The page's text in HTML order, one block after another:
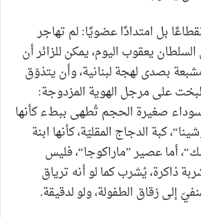
بل امتدادًا عضويًا: لم تهاجر
يعقوب اليوم، يمكن للزائر أن
بصدى لهجة لبنانية، وأن يتذوّق
على مرجل الهوية المزدوجة:
صغيرة الحجم تُطهى ببطء كأنها
كبة الدجاج المقليّة، كأنها ابنة
أما عصير ”ماراكوجا“، فليس
ذاكرة، يُشرب كما لو أنه ترياق
إلى زقاق الطفولة، ولو لدقيقة.